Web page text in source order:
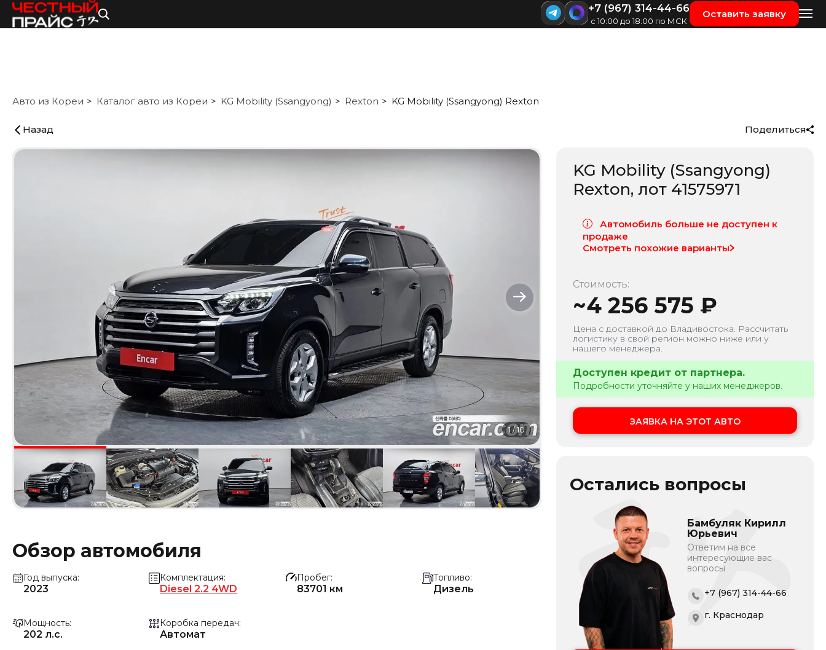
+7 (967) 314-44-66
с 10:00 до 18:00 по МСК
Оставить заявку
Авто из Кореи Каталог авто из Кореи KG Mobility (Ssangyong) Rexton KG Mobility (Ssangyong) Rexton
Назад Поделиться
1/10
Обзор автомобиля
Год выпуска
2023
Комплектация
Diesel 2.2 4WD
Пробег
83701 км
Топливо
Дизель
Мощность
202 л.с.
Коробка передач
Автомат
KG Mobility (Ssangyong)
Rexton, лот 41575971
Автомобиль больше не доступен к
продаже
Смотреть похожие варианты
Стоимость:
~4 256 575 ₽
Цена с доставкой до Владивостока. Рассчитать
логистику в свой регион можно ниже или у
нашего менеджера.
Доступен кредит от партнера.
Подробности уточняйте у наших менеджеров.
ЗАЯВКА НА ЭТОТ АВТО
Остались вопросы
Бамбуляк Кирилл
Юрьевич
Ответим на все
интересующие вас
вопросы
+7 (967) 314-44-66
г. Краснодар